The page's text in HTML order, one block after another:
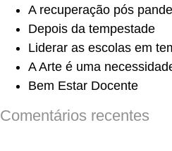
A recuperação pós
Depois da tempestade
Liderar as escolas em
A Arte é uma
Bem Estar Docente
Comentários recentes